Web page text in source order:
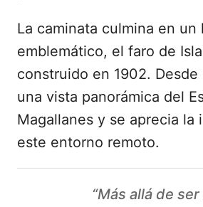
La caminata culmina en un
emblemático, el faro de
construido en 1902.
una vista panorámica del
Magallanes y se aprecia la
este entorno remoto.
“Más allá de ser